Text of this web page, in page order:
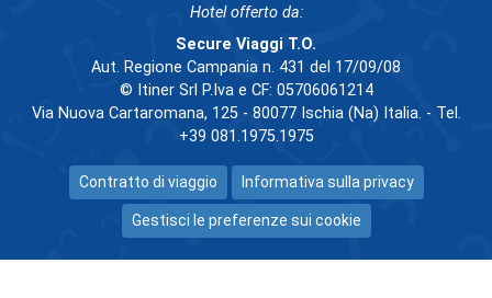
Hotel offerto da:
Secure Viaggi T.O.
Aut. Regione Campania n. 431 del 17/09/08
© Itiner Srl P.Iva e CF: 05706061214
Via Nuova Cartaromana, 125 - 80077 Ischia (Na) Italia. - Tel.
+39 081.1975.1975
Contratto di viaggio Informativa sulla privacy
Gestisci le preferenze sui cookie